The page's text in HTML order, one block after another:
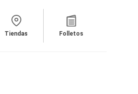
Tiendas Folletos